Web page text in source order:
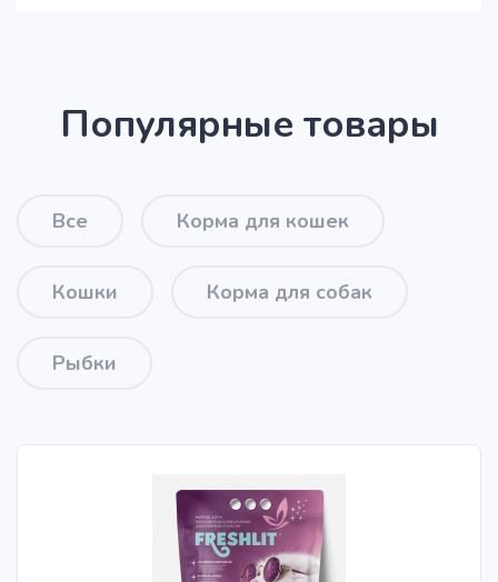
Популярные товары
Все Корма для кошек
Кошки Корма для собак
Рыбки